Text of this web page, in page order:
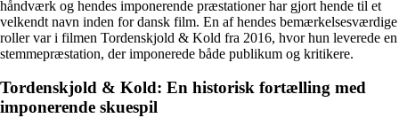
håndværk og hendes imponerende præstationer har gjort hende til et
velkendt navn inden for dansk film. En af hendes bemærkelsesværdige
roller var i filmen Tordenskjold & Kold fra 2016, hvor hun leverede en
stemmepræstation, der imponerede både publikum og kritikere.
Tordenskjold & Kold: En historisk fortælling med
imponerende skuespil